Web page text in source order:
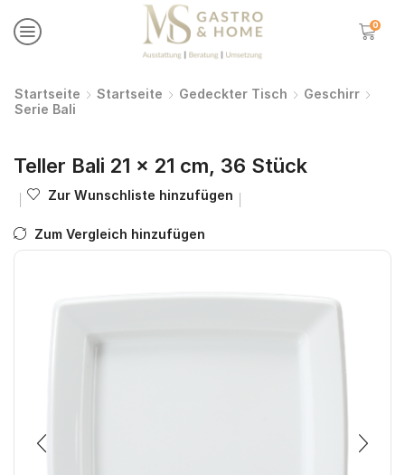
0
Startseite Startseite Gedeckter Tisch
Geschirr
Serie Bali
Teller Bali 21 x 21 cm, 36 Stück
Zur Wunschliste hinzufügen
Zum Vergleich hinzufügen